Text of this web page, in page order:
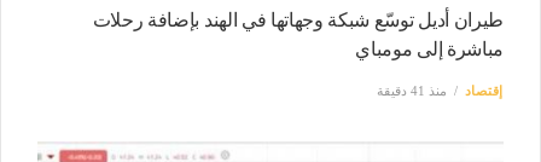
طيران أديل توسّع شبكة وجهاتها في الهند بإضافة رحلات
مباشرة إلى مومباي
إقتصاد منذ 41 دقيقة